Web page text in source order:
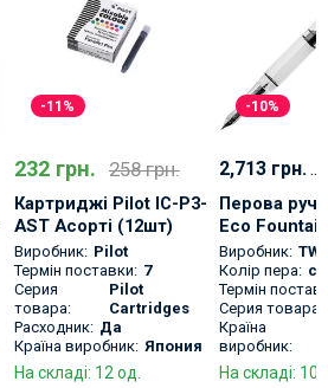
-11%
232 грн. 258 грн.
Картриджі Pilot IC-P3-
AST Асорті (12шт)
Виробник: Pilot
Термін поставки: 7
Серия
товара:
Pilot
Cartridges
Расходник: Да
Країна виробник: Япония
На складі: 12 од.
-10%
2,713 грн. ...
Перова
Eco
Чорна
із
поршневою
заправкою
Виробник:
Колір пера:
Термін
Серия товара:
Країна
виробник:
На складі: 10